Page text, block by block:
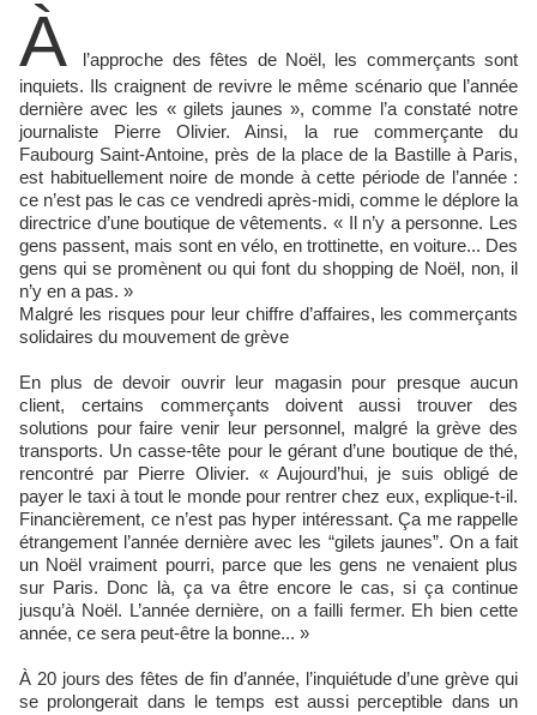
À
l’approche des fêtes de Noël, les commerçants sont
inquiets. Ils craignent de revivre le même scénario que l’année
dernière avec les « gilets jaunes », comme l’a constaté notre
journaliste Pierre Olivier. Ainsi, la rue commerçante du
Faubourg Saint-Antoine, près de la place de la Bastille à Paris,
est habituellement noire de monde à cette période de l’année :
ce n’est pas le cas ce vendredi après-midi, comme le déplore la
directrice d’une boutique de vêtements. « Il n’y a personne. Les
gens passent, mais sont en vélo, en trottinette, en voiture... Des
gens qui se promènent ou qui font du shopping de Noël, non, il
n’y en a pas. »
Malgré les risques pour leur chiffre d’affaires, les commerçants
solidaires du mouvement de grève
En plus de devoir ouvrir leur magasin pour presque aucun
client, certains commerçants doivent aussi trouver des
solutions pour faire venir leur personnel, malgré la grève des
transports. Un casse-tête pour le gérant d’une boutique de thé,
rencontré par Pierre Olivier. « Aujourd’hui, je suis obligé de
payer le taxi à tout le monde pour rentrer chez eux, explique-t-il.
Financièrement, ce n’est pas hyper intéressant. Ça me rappelle
étrangement l’année dernière avec les “gilets jaunes”. On a fait
un Noël vraiment pourri, parce que les gens ne venaient plus
sur Paris. Donc là, ça va être encore le cas, si ça continue
jusqu’à Noël. L’année dernière, on a failli fermer. Eh bien cette
année, ce sera peut-être la bonne... »
À 20 jours des fêtes de fin d’année, l’inquiétude d’une grève qui
se prolongerait dans le temps est aussi perceptible dans un